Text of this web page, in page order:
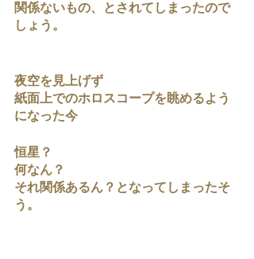
関係ないもの、とされてしまったので
しょう。
夜空を見上げず
紙面上でのホロスコープを眺めるよう
になった今
恒星？
何なん？
それ関係あるん？となってしまったそ
う。